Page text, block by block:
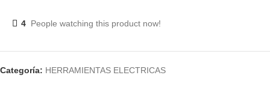
4 People watching this product now!
Categoría: HERRAMIENTAS ELECTRICAS